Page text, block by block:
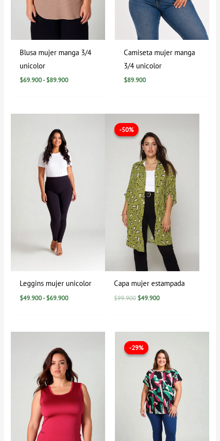
Blusa mujer manga 3/4
unicolor
$69.900- $89.900
Camiseta mujer manga
3/4 unicolor
$89.900
Leggins mujer unicolor
$49.900- $69.900
$49.900
hasta
$69.900
-50%
-50%
Capa mujer estampada
$99.900
precio
original
era:
$99.900.
$49.900
es:
$49.900.
-29%
-29% precio
original
era:
$69.900.
es:
$49.900.